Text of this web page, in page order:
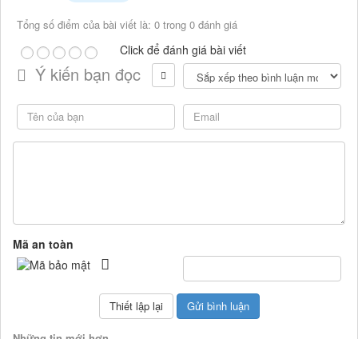
Tổng số điểm của bài viết là: 0 trong 0 đánh giá
Click để đánh giá bài viết
Ý kiến bạn đọc
Mã an toàn